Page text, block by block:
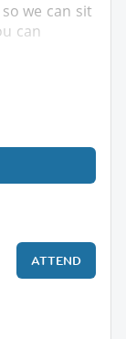
we can sit
can
ATTEND